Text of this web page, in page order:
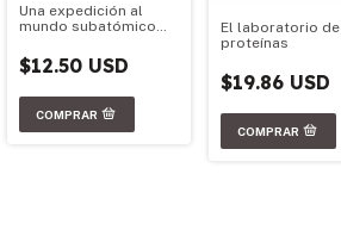
Una expedición al
mundo subatómico
$12.50 USD
El laboratorio de
proteínas
$19.86 USD